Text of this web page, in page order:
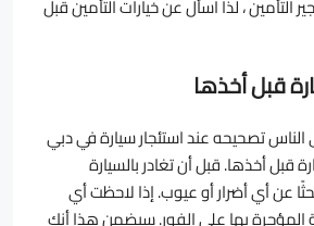
التأمين ، لذا اسأل عن خيارات التأمين قبل
قبل أخذها
تصحيحه عند استئجار سيارة في دبي
أخذها. قبل أن تغادر بالسيارة
عن أي أضرار أو عيوب. إذا لاحظت أي
المؤجرة بها على الفور. سيضمن هذا أنك